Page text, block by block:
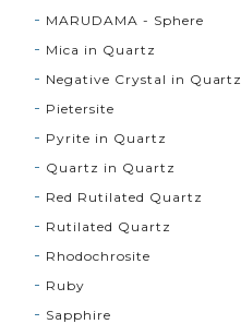
MARUDAMA - Sphere
Mica in Quartz
Negative Crystal in Quartz
Pietersite
Pyrite in Quartz
Quartz in Quartz
Red Rutilated Quartz
Rutilated Quartz
Rhodochrosite
Ruby
Sapphire